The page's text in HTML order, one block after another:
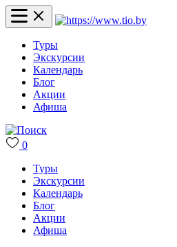
Туры
Экскурсии
Календарь
Блог
Акции
Афиша
0
Туры
Экскурсии
Календарь
Блог
Акции
Афиша